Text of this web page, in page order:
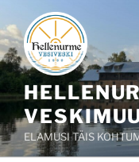
sisu
juurde
ELAMUSI TÄIS